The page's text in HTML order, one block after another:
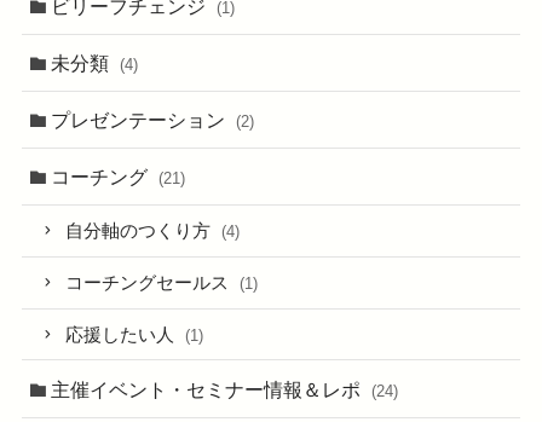
ビリーフチェンジ (1)
未分類 (4)
プレゼンテーション (2)
コーチング (21)
自分軸のつくり方 (4)
コーチングセールス (1)
応援したい人 (1)
主催イベント・セミナー情報＆レポ (24)